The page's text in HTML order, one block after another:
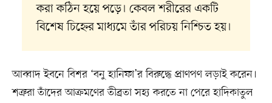
করা কঠিন হয়ে পড়ে। কেবল শরীরের একটি
বিশেষ চিহ্নের মাধ্যমে তাঁর পরিচয় নিশ্চিত হয়।
আব্বাদ ইবনে বিশর ‘বনু হানিফা’র বিরুদ্ধে প্রাণপণ লড়াই করেন।
শত্রুরা তাঁদের আক্রমণের তীব্রতা সহ্য করতে না পেরে হাদিকাতুল